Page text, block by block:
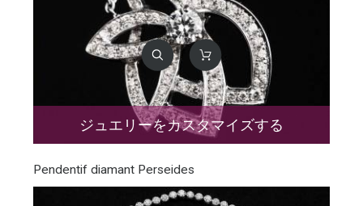
ジュエリーをカスタマイズする
Pendentif diamant Perseides